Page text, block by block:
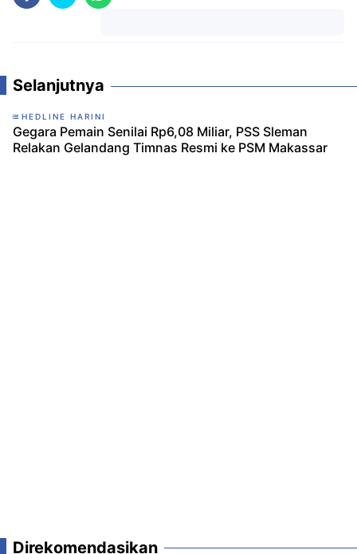
Selanjutnya
HEDLINE HARINI
Gegara Pemain Senilai Rp6,08 Miliar, PSS Sleman
Relakan Gelandang Timnas Resmi ke PSM Makassar
Direkomendasikan